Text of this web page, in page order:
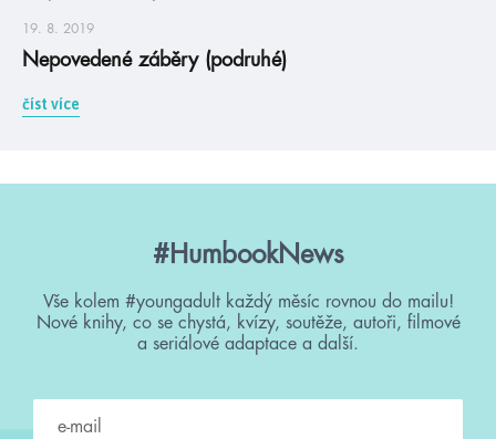
19. 8. 2019
Nepovedené záběry (podruhé)
číst více
#HumbookNews
Vše kolem #youngadult každý měsíc rovnou do mailu!
Nové knihy, co se chystá, kvízy, soutěže, autoři, filmové
a seriálové adaptace a další.